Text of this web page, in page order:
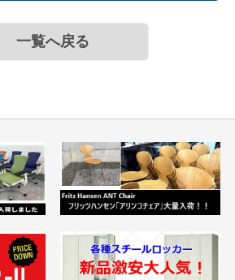
一覧へ戻る